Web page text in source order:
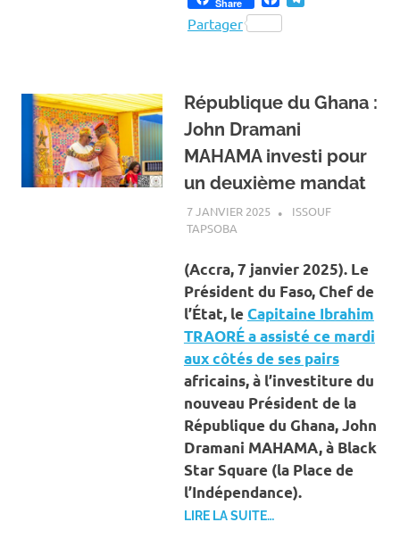
Share
Partager
République du Ghana :
John Dramani
MAHAMA investi pour
un deuxième mandat
7 JANVIER 2025
ISSOUF
TAPSOBA
(Accra, 7 janvier 2025). Le
Président du Faso, Chef de
l’État, leCapitaine Ibrahim
TRAORÉ a assisté ce mardi
aux côtés de ses pairs
africains, à l’investiture du
nouveau Président de la
République du Ghana, John
Dramani MAHAMA, à Black
Star Square (la Place de
l’Indépendance).
LIRE LA SUITE…